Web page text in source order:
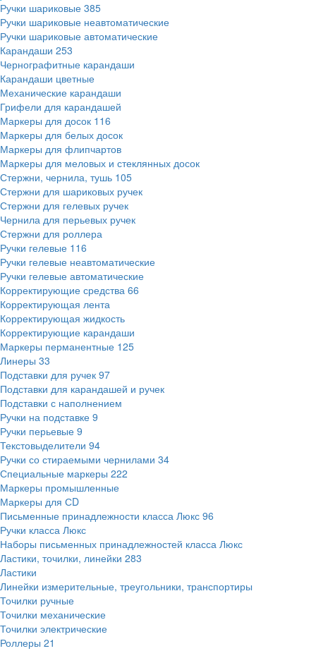
Ручки шариковые 385
Ручки шариковые неавтоматические
Ручки шариковые автоматические
Карандаши 253
Чернографитные карандаши
Карандаши цветные
Механические карандаши
Грифели для карандашей
Маркеры для досок 116
Маркеры для белых досок
Маркеры для флипчартов
Маркеры для меловых и стеклянных досок
Стержни, чернила, тушь 105
Стержни для шариковых ручек
Стержни для гелевых ручек
Чернила для перьевых ручек
Стержни для роллера
Ручки гелевые 116
Ручки гелевые неавтоматические
Ручки гелевые автоматические
Корректирующие средства 66
Корректирующая лента
Корректирующая жидкость
Корректирующие карандаши
Маркеры перманентные 125
Линеры 33
Подставки для ручек 97
Подставки для карандашей и ручек
Подставки с наполнением
Ручки на подставке 9
Ручки перьевые 9
Текстовыделители 94
Ручки со стираемыми чернилами 34
Специальные маркеры 222
Маркеры промышленные
Маркеры для СD
Письменные принадлежности класса Люкс 96
Ручки класса Люкс
Наборы письменных принадлежностей класса Люкс
Ластики, точилки, линейки 283
Ластики
Линейки измерительные, треугольники, транспортиры
Точилки ручные
Точилки механические
Точилки электрические
Роллеры 21